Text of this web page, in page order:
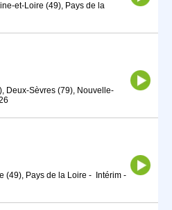
et-Loire (49), Pays de la
Deux-Sèvres (79), Nouvelle-
(49), Pays de la Loire - Intérim -